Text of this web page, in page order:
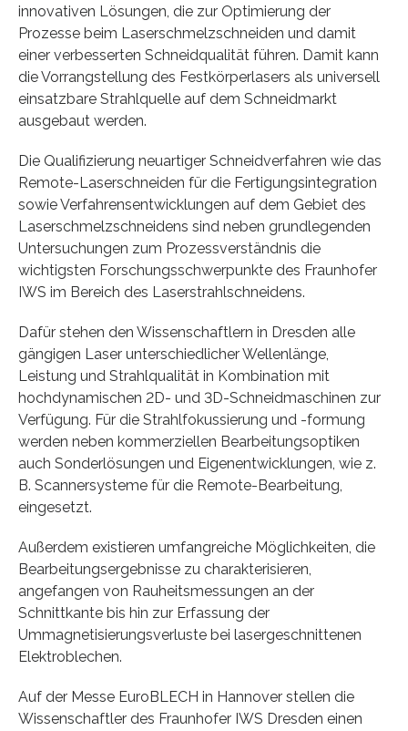
innovativen Lösungen, die zur Optimierung der
Prozesse beim Laserschmelzschneiden und damit
einer verbesserten Schneidqualität führen. Damit kann
die Vorrangstellung des Festkörperlasers als universell
einsatzbare Strahlquelle auf dem Schneidmarkt
ausgebaut werden.
Die Qualifizierung neuartiger Schneidverfahren wie das
Remote-Laserschneiden für die Fertigungsintegration
sowie Verfahrensentwicklungen auf dem Gebiet des
Laserschmelzschneidens sind neben grundlegenden
Untersuchungen zum Prozessverständnis die
wichtigsten Forschungsschwerpunkte des Fraunhofer
IWS im Bereich des Laserstrahlschneidens.
Dafür stehen den Wissenschaftlern in Dresden alle
gängigen Laser unterschiedlicher Wellenlänge,
Leistung und Strahlqualität in Kombination mit
hochdynamischen 2D- und 3D-Schneidmaschinen zur
Verfügung. Für die Strahlfokussierung und -formung
werden neben kommerziellen Bearbeitungsoptiken
auch Sonderlösungen und Eigenentwicklungen, wie z.
B. Scannersysteme für die Remote-Bearbeitung,
eingesetzt.
Außerdem existieren umfangreiche Möglichkeiten, die
Bearbeitungsergebnisse zu charakterisieren,
angefangen von Rauheitsmessungen an der
Schnittkante bis hin zur Erfassung der
Ummagnetisierungsverluste bei lasergeschnittenen
Elektroblechen.
Auf der Messe EuroBLECH in Hannover stellen die
Wissenschaftler des Fraunhofer IWS Dresden einen